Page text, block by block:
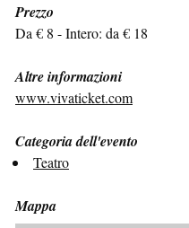
Prezzo
Da € 8 - Intero: da € 18
Altre informazioni
www.vivaticket.com
Categoria dell'evento
Teatro
Mappa